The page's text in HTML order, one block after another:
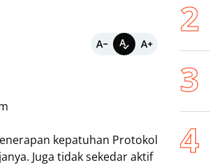
kepatuhan Protokol
Juga tidak sekedar aktif